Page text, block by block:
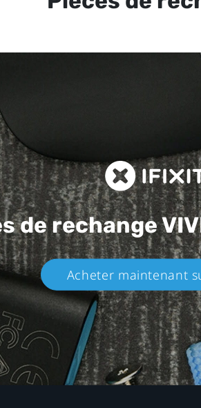
de rechange
Acheter maintenant